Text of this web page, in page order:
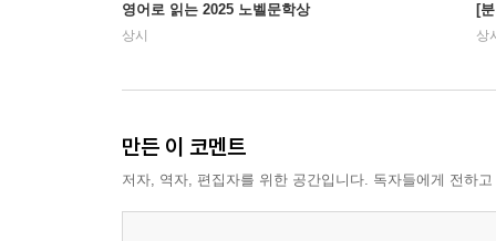
영어로 읽는 2025 노벨문학상
상시
[
상
만든 이 코멘트
저자, 역자, 편집자를 위한 공간입니다. 독자들에게 전하